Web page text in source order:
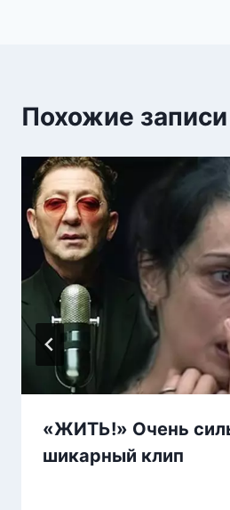
Похожие записи
«ЖИТЬ!» Очень
шикарный клип